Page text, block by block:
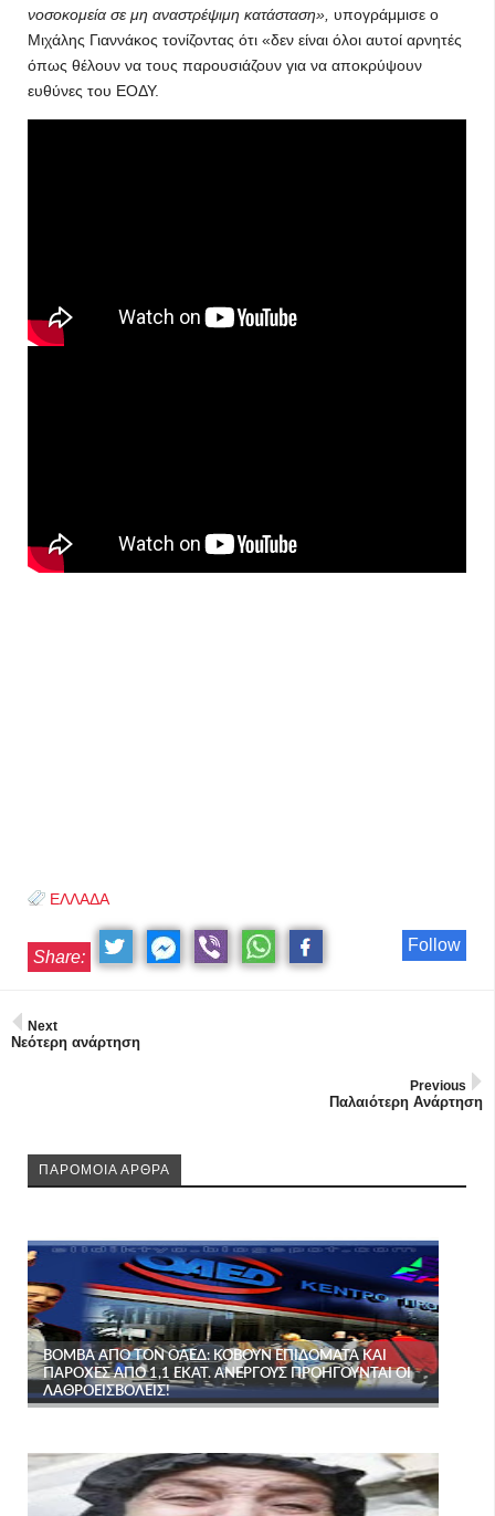
νοσοκομεία σε μη αναστρέψιμη κατάσταση», υπογράμμισε ο
Μιχάλης Γιαννάκος τονίζοντας ότι «δεν είναι όλοι αυτοί αρνητές
όπως θέλουν να τους παρουσιάζουν για να αποκρύψουν
ευθύνες του ΕΟΔΥ.
ΕΛΛΑΔΑ
Follow
Share:
Next
Νεότερη ανάρτηση
Previous
Παλαιότερη Ανάρτηση
ΠΑΡΟΜΟΙΑ ΑΡΘΡΑ